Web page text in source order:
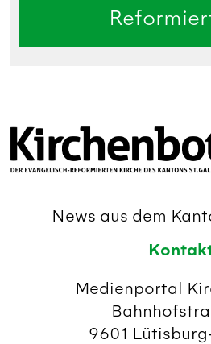
News aus dem
Medienportal
9601